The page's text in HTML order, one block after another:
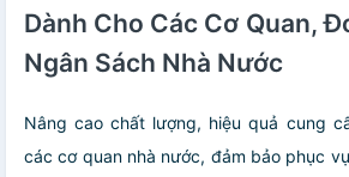
Dành Cho Các Cơ Quan,
Ngân Sách Nhà Nước
Nâng cao chất lượng, hiệu quả cung
các cơ quan nhà nước, đảm bảo phục